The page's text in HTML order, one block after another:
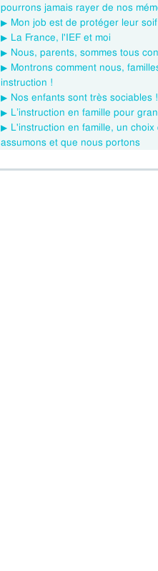
pourrons jamais rayer de nos
Mon job est de protéger leur
La France, l'IEF et moi
Nous, parents, sommes tous
Montrons comment nous,
instruction !
Nos enfants sont très sociables !
L’instruction en famille pour
L'instruction en famille, un choix
assumons et que nous portons